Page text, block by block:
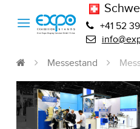
+41 52
Messestand